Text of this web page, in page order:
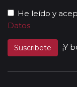
guías pueden
de
por tanto no
determinado.
He leído y
Datos
Suscribete ¡Y